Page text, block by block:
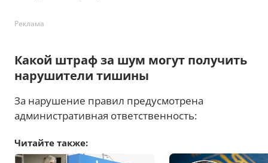
Реклама
Какой штраф за шум могут получить
нарушители тишины
За нарушение правил предусмотрена
административная ответственность:
Читайте также: